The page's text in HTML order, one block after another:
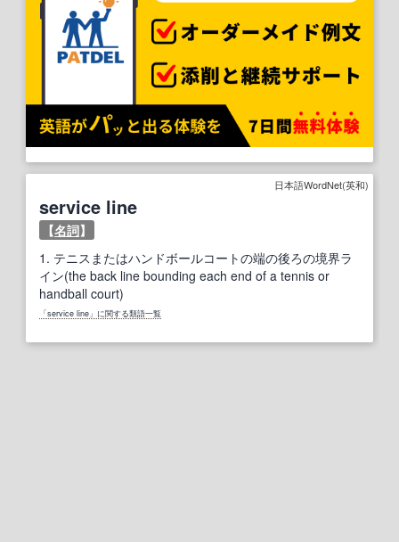
日本語WordNet(英和)
service line
【名詞】
1. テニスまたはハンドボールコートの端の後ろの境界ラ
イン(the back line bounding each end of a tennis or
handball court)
「service line」に関する類語一覧